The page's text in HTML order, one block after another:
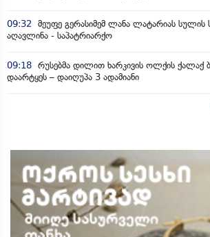
09:32
მეუფე გერასიმემ ლანა ლატარიას სულის
აღავლინა - საპატრიარქო
09:18 რუსებმა დილით ხარკივის ოლქის
დაარტყეს – დაიღუპა 3 ადამიანი